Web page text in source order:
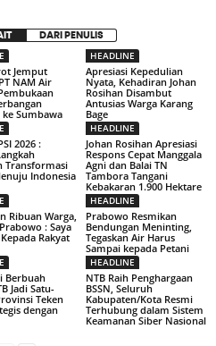
DARI PENULIS
Jemput
NAM Air
ke Sumbawa
HEADLINE
Apresiasi Kepedulian
Nyata, Kehadiran Johan
Rosihan Disambut
Antusias Warga Karang
Bage
2026 :
Transformasi
Indonesia
HEADLINE
Johan Rosihan Apresiasi
Respons Cepat Manggala
Agni dan Balai TN
Tambora Tangani
Kebakaran 1.900 Hektare
Ribuan Warga,
: Saya
Rakyat
HEADLINE
Prabowo Resmikan
Bendungan Meninting,
Tegaskan Air Harus
Sampai kepada Petani
Berbuah
Jadi Satu-
Teken
dengan
HEADLINE
NTB Raih Penghargaan
BSSN, Seluruh
Kabupaten/Kota Resmi
Terhubung dalam Sistem
Keamanan Siber Nasional